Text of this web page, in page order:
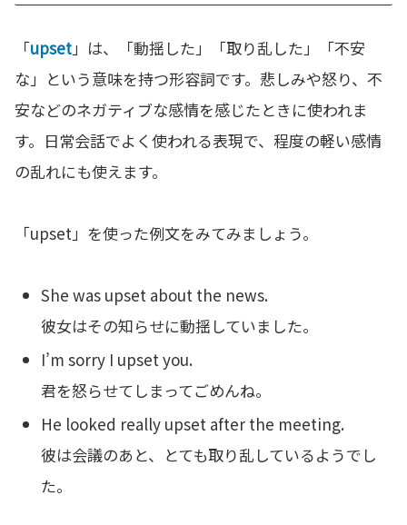
「upset」は、「動揺した」「取り乱した」「不安
な」という意味を持つ形容詞です。悲しみや怒り、不
安などのネガティブな感情を感じたときに使われま
す。日常会話でよく使われる表現で、程度の軽い感情
の乱れにも使えます。
「upset」を使った例文をみてみましょう。
She was upset about the news.
彼女はその知らせに動揺していました。
I’m sorry I upset you.
君を怒らせてしまってごめんね。
He looked really upset after the meeting.
彼は会議のあと、とても取り乱しているようでし
た。